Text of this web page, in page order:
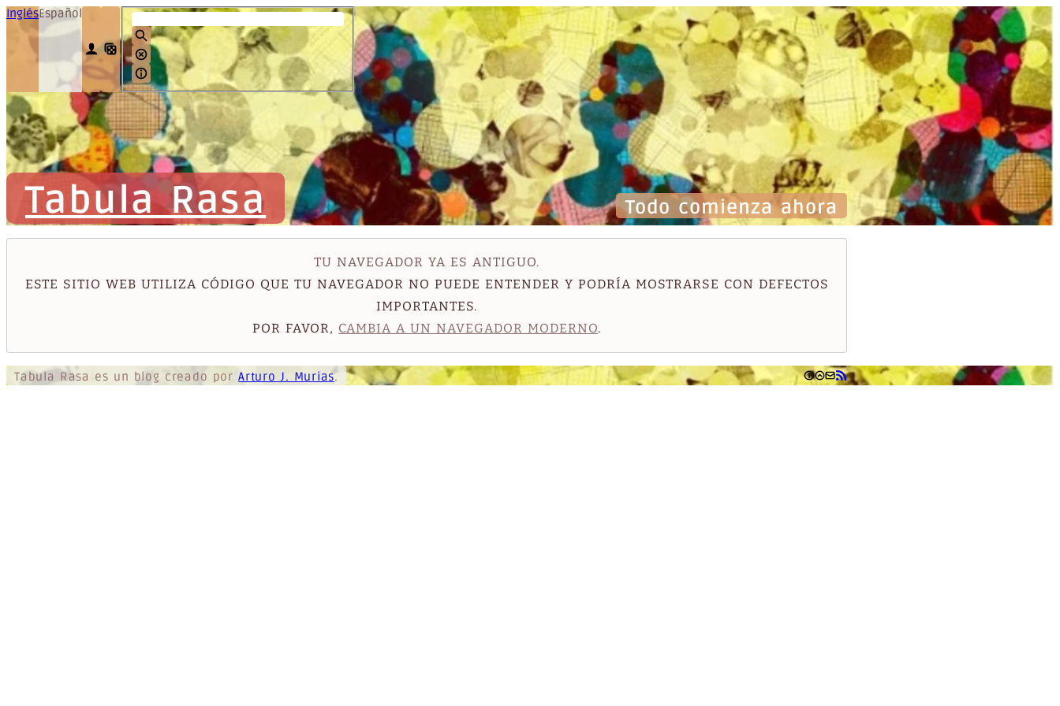
InglésEspañol
Tabula Rasa Todo comienza ahora
TU NAVEGADOR YA ES ANTIGUO.
ESTE SITIO WEB UTILIZA CÓDIGO QUE TU NAVEGADOR NO PUEDE ENTENDER Y PODRÍA MOSTRARSE CON DEFECTOS
IMPORTANTES.
POR FAVOR, CAMBIA A UN NAVEGADOR MODERNO.
Tabula Rasa es un blog creado porArturo J. Murias.